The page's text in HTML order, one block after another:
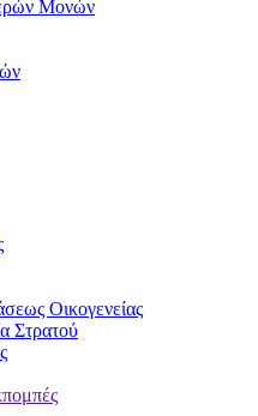
Μονών
Οικογενείας
Στρατού